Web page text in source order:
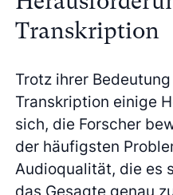
Transkription
Trotz ihrer
Transkription einige
sich, die Forscher
der häufigsten
Audioqualität, die es